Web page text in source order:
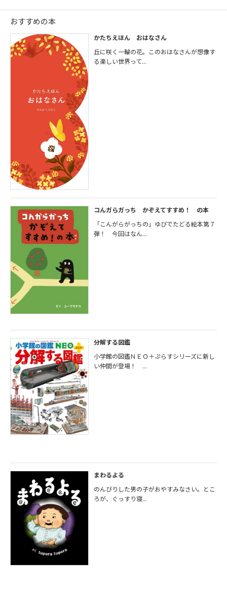
おすすめの本
かたちえほん おはなさん
丘に咲く一輪の花。このおはなさんが想像す
る楽しい世界って...
コんガらガっち かぞえてすすめ！ の本
「こんがらがっちの」ゆびでたどる絵本第７
弾！ 今回はなん...
分解する図鑑
小学館の図鑑ＮＥＯ＋ぷらすシリーズに新し
い仲間が登場！ ...
まわるよる
のんびりした男の子がおやすみなさい。とこ
ろが、ぐっすり寝...